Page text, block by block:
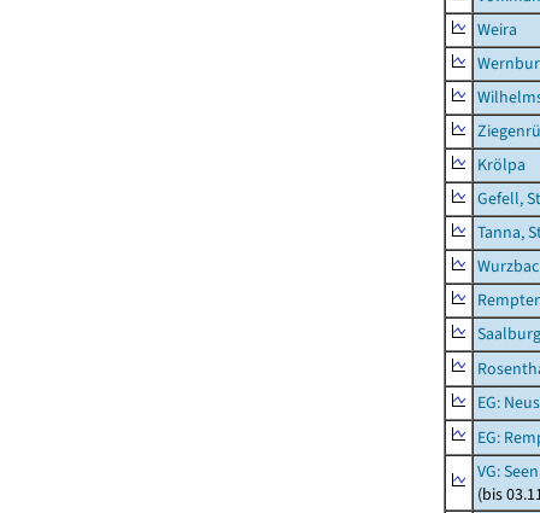
Weira
Krölpa
Gefell,
Tanna,
EG:
EG:
VG:
(bis